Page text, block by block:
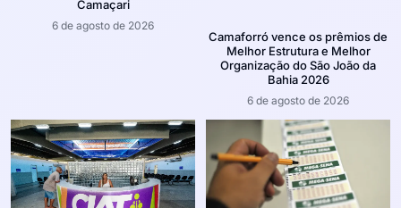
Camaçari
6 de agosto de 2026
Camaforró vence os prêmios de
Melhor Estrutura e Melhor
Organização do São João da
Bahia 2026
6 de agosto de 2026